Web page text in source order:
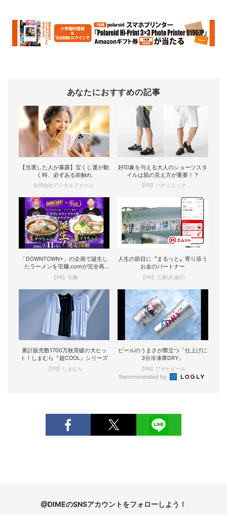
あなたにおすすめの記事
【当選した人が暴露】宝くじ運が動
く時、必ずある前触れ
合同会社デジタルファーム
好印象を与える大人のショーツスタ
イルは肌の見え方が重要！？
【PR】パナソニック
「DOWNTOWN+」の企画で誕生し
たラーメンを宅麺.comが完全再
現！
【PR】宅麺
人生の節目に〝まるっと〟寄り添う
お金のパートナー
【PR】三菱UFJ銀行
累計販売数1700万枚突破の大ヒッ
ト！しまむら『超COOL』シリーズ
【PR】しまむら
ビールのうまさが際立つ「仕上げに
3分冷凍庫DRY」
【PR】アサヒビール
Recommended by
@DIMEのSNSアカウントをフォローしよう！